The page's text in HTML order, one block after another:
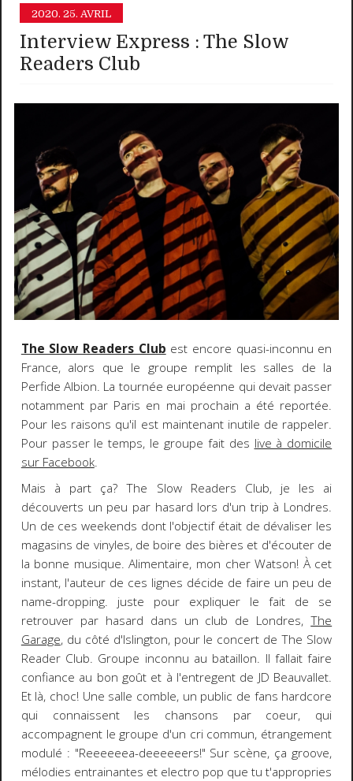
2020. 25. AVRIL
Interview Express : The Slow
Readers Club
The Slow Readers Club est encore quasi-inconnu en
France, alors que le groupe remplit les salles de la
Perfide Albion. La tournée européenne qui devait passer
notamment par Paris en mai prochain a été reportée.
Pour les raisons qu'il est maintenant inutile de rappeler.
Pour passer le temps, le groupe fait des live à domicile
sur Facebook.
Mais à part ça? The Slow Readers Club, je les ai
découverts un peu par hasard lors d'un trip à Londres.
Un de ces weekends dont l'objectif était de dévaliser les
magasins de vinyles, de boire des bières et d'écouter de
la bonne musique. Alimentaire, mon cher Watson! À cet
instant, l'auteur de ces lignes décide de faire un peu de
name-dropping. juste pour expliquer le fait de se
retrouver par hasard dans un club de Londres,The
Garage, du côté d'Islington, pour le concert de The Slow
Reader Club. Groupe inconnu au bataillon. Il fallait faire
confiance au bon goût et à l'entregent de JD Beauvallet.
Et là, choc! Une salle comble, un public de fans hardcore
qui connaissent les chansons par coeur, qui
accompagnent le groupe d'un cri commun, étrangement
modulé : "Reeeeeea-deeeeeers!" Sur scène, ça groove,
mélodies entrainantes et electro pop que tu t'appropries